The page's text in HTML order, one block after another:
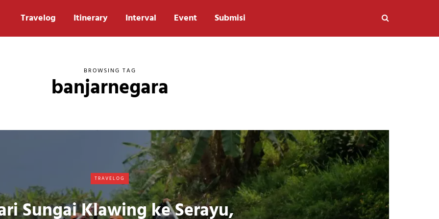
Travelog Itinerary Interval Event Submisi
BROWSING TAG
banjarnegara
TRAVELOG
Sungai Klawing ke Serayu,